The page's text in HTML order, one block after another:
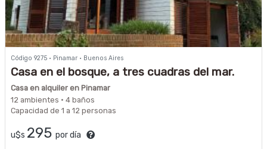
Código 9275 · Pinamar · Buenos Aires
Casa en el bosque, a tres cuadras del mar.
Casa en alquiler en Pinamar
12 ambientes · 4 baños
Capacidad de 1 a 12 personas
u$s 295 por día